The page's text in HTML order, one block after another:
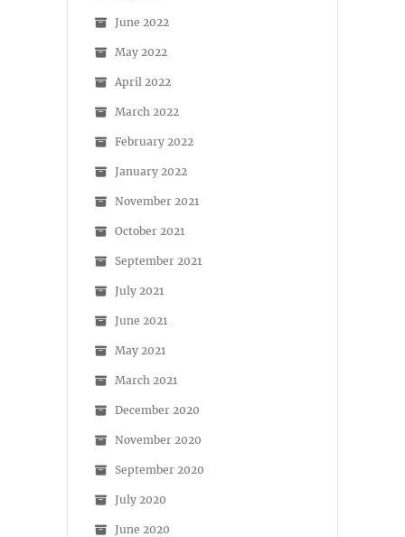
June 2022
May 2022
April 2022
March 2022
February 2022
January 2022
November 2021
October 2021
September 2021
July 2021
June 2021
May 2021
March 2021
December 2020
November 2020
September 2020
July 2020
June 2020